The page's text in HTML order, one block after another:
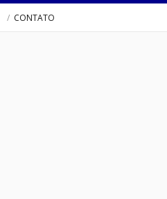
CONTATO